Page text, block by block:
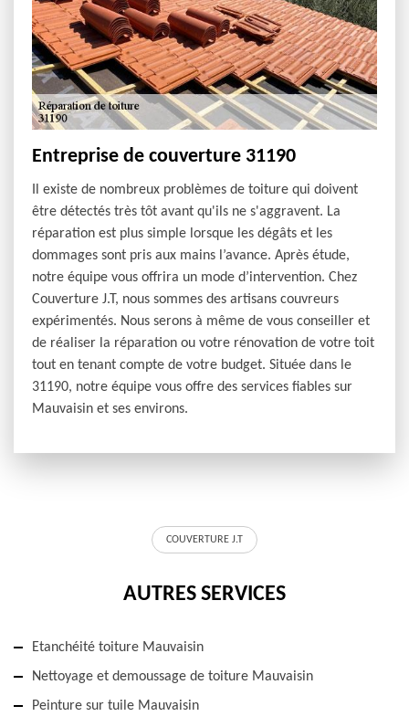
Entreprise de couverture 31190
Il existe de nombreux problèmes de toiture qui doivent
être détectés très tôt avant qu'ils ne s'aggravent. La
réparation est plus simple lorsque les dégâts et les
dommages sont pris aux mains l’avance. Après étude,
notre équipe vous offrira un mode d’intervention. Chez
Couverture J.T, nous sommes des artisans couvreurs
expérimentés. Nous serons à même de vous conseiller et
de réaliser la réparation ou votre rénovation de votre toit
tout en tenant compte de votre budget. Située dans le
31190, notre équipe vous offre des services fiables sur
Mauvaisin et ses environs.
COUVERTURE J.T
AUTRES SERVICES
Etanchéité toiture Mauvaisin
Nettoyage et demoussage de toiture Mauvaisin
Peinture sur tuile Mauvaisin